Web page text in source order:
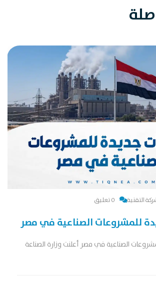
صلة
التقنية 0 تعليق
للمشروعات الصناعية في مصر
الصناعية في مصر أعلنت وزارة الصناعة